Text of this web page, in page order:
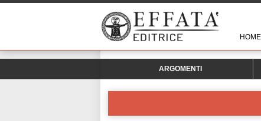
HOME
ARGOMENTI